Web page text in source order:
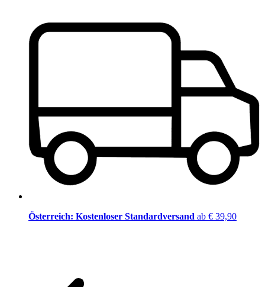
Österreich: Kostenloser Standardversand ab € 39,90